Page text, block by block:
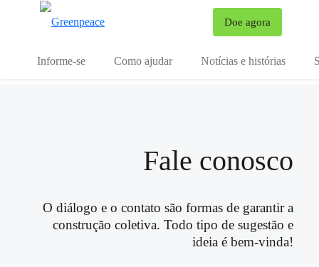
Doe agora
Informe-se Como ajudar Notícias e histórias
Fale conosco
O diálogo e o contato são formas de garantir a
construção coletiva. Todo tipo de sugestão e
ideia é bem-vinda!